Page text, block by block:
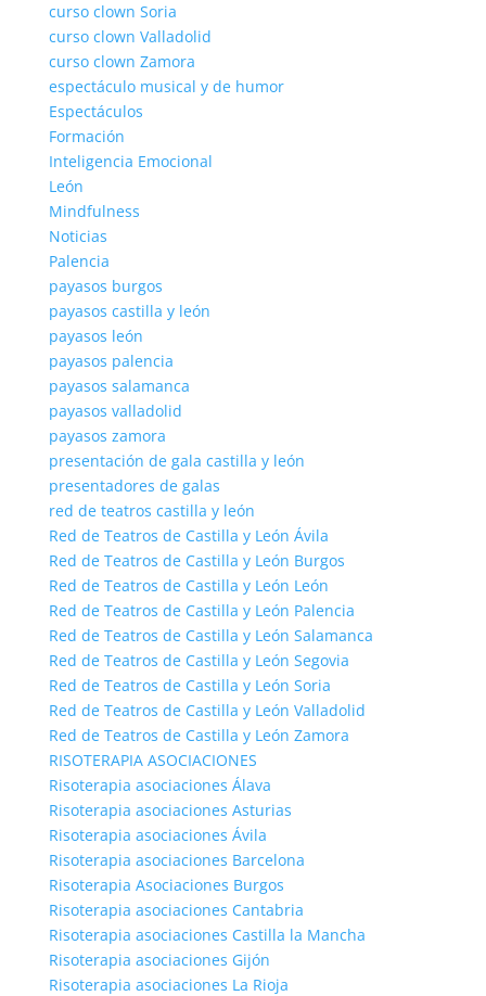
curso clown Soria
curso clown Valladolid
curso clown Zamora
espectáculo musical y de humor
Espectáculos
Formación
Inteligencia Emocional
León
Mindfulness
Noticias
Palencia
payasos burgos
payasos castilla y león
payasos león
payasos palencia
payasos salamanca
payasos valladolid
payasos zamora
presentación de gala castilla y león
presentadores de galas
red de teatros castilla y león
Red de Teatros de Castilla y León Ávila
Red de Teatros de Castilla y León Burgos
Red de Teatros de Castilla y León León
Red de Teatros de Castilla y León Palencia
Red de Teatros de Castilla y León Salamanca
Red de Teatros de Castilla y León Segovia
Red de Teatros de Castilla y León Soria
Red de Teatros de Castilla y León Valladolid
Red de Teatros de Castilla y León Zamora
RISOTERAPIA ASOCIACIONES
Risoterapia asociaciones Álava
Risoterapia asociaciones Asturias
Risoterapia asociaciones Ávila
Risoterapia asociaciones Barcelona
Risoterapia Asociaciones Burgos
Risoterapia asociaciones Cantabria
Risoterapia asociaciones Castilla la Mancha
Risoterapia asociaciones Gijón
Risoterapia asociaciones La Rioja